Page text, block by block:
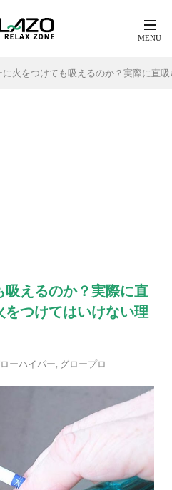
に火をつけても吸えるのか？実際に直
吸えるのか？実際に直
をつけてはいけない理
ーハイパー, グロープロ